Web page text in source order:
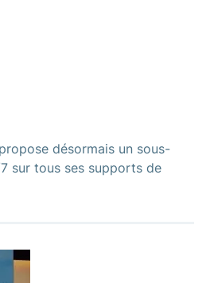
désormais un sous-
sur tous ses supports de